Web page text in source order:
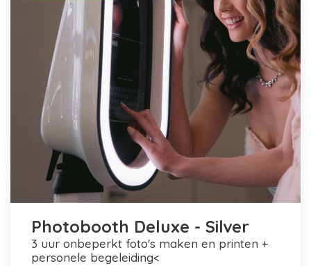
Photobooth Deluxe - Silver
3 uur onbeperkt foto's maken en printen +
personele begeleiding<